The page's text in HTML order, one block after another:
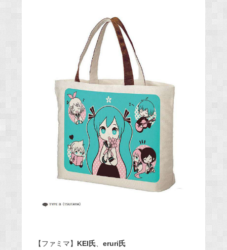
【ファミマ】 KEI氏、 eruri氏